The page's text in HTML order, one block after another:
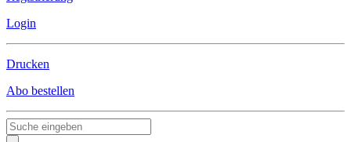
Login
Drucken
Abo bestellen